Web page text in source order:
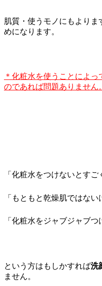
肌質・使うモノにもよりま
めになります。
＊化粧水を使うことによ
のであれば問題ありません。
「化粧水をつけないとすご
「もともと乾燥肌ではな
「化粧水をジャブジャブ
という方はもしかすれば洗
ません。